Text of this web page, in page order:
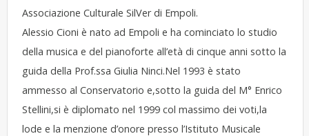
Associazione Culturale SilVer di Empoli.
Alessio Cioni è nato ad Empoli e ha cominciato lo studio
della musica e del pianoforte all’età di cinque anni sotto la
guida della Prof.ssa Giulia Ninci.Nel 1993 è stato
ammesso al Conservatorio e,sotto la guida del M° Enrico
Stellini,si è diplomato nel 1999 col massimo dei voti,la
lode e la menzione d’onore presso l’Istituto Musicale